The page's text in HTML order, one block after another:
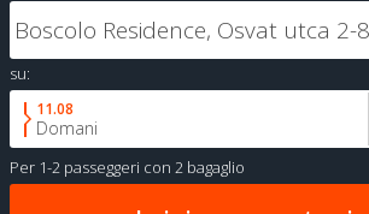
su:
11.08
Domani
Per 1-2 passeggeri con 2 bagaglio